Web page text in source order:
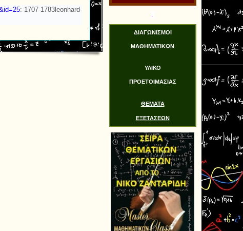
:-1707-1783leonhard-
.
ΔΙΑΓΩΝΙΣΜΟΙ
ΜΑΘΗΜΑΤΙΚΩΝ
ΥΛΙΚΟ
ΠΡΟΕΤΟΙΜΑΣΙΑΣ
ΘΕΜΑΤΑ
ΕΞΕΤΑΣΕΩΝ